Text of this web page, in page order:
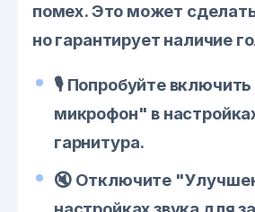
помех. Это может
но гарантирует наличие
🎙️ Попробуйте
микрофон" в
гарнитура.
🔇 Отключите
настройках звука для